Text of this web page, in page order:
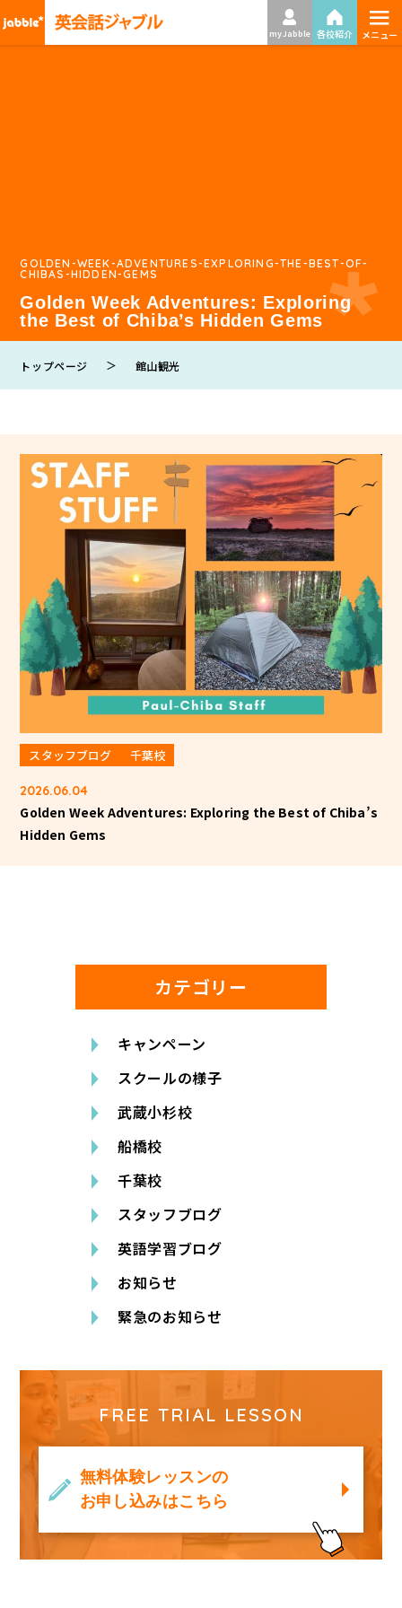
my Jabble 各校紹介 ≡
メニュー
GOLDEN-WEEK-ADVENTURES-EXPLORING-THE-BEST-OF-
CHIBAS-HIDDEN-GEMS
Golden Week Adventures: Exploring
the Best of Chiba’s Hidden Gems
トップページ ＞ 館山観光
スタッフブログ 千葉校
2026.06.04
Golden Week Adventures: Exploring the Best of Chiba’s
Hidden Gems
カテゴリー
キャンペーン
スクールの様子
武蔵小杉校
船橋校
千葉校
スタッフブログ
英語学習ブログ
お知らせ
緊急のお知らせ
FREE TRIAL LESSON
無料体験レッスンの
お申し込みはこちら